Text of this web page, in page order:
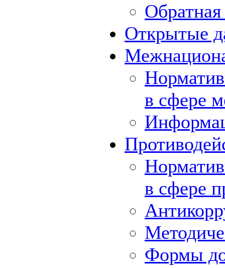
Обратная
Открытые
в сфере
в сфере
Формы